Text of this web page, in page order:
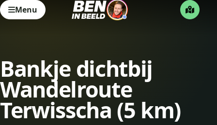
Menu
Bankje dichtbij
Wandelroute
Terwisscha (5 km)